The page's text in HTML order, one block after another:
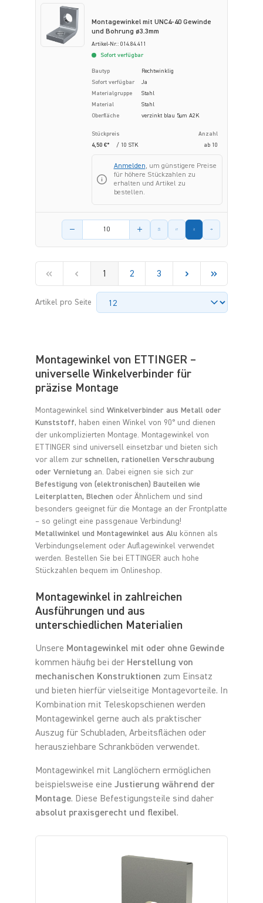
Montagewinkel mit UNC4-40 Gewinde
und Bohrung ø3.3mm
Artikel-Nr.: 014.84.411
Sofort verfügbar
Bautyp
Rechtwinklig
Sofort verfügbar
Ja
Materialgruppe
Stahl
Material
Stahl
Oberfläche
verzinkt blau 5µm A2K
Stückpreis
Anzahl
4,50 €*
/ 10 STK ab 10
Anmelden, um günstigere Preise
für höhere Stückzahlen zu
erhalten und Artikel zu
bestellen.
Menge des Artikels
1 2 3
Artikel pro Seite
Montagewinkel von ETTINGER –
universelle Winkelverbinder für
präzise Montage
Montagewinkel sind Winkelverbinder aus Metall oder
Kunststoff, haben einen Winkel von 90° und dienen
der unkomplizierten Montage. Montagewinkel von
ETTINGER sind universell einsetzbar und bieten sich
vor allem zur schnellen, rationellen Verschraubung
oder Vernietung an. Dabei eignen sie sich zur
Befestigung von (elektronischen) Bauteilen wie
Leiterplatten, Blechen oder Ähnlichem und sind
besonders geeignet für die Montage an der Frontplatte
– so gelingt eine passgenaue Verbindung!
Metallwinkel und Montagewinkel aus Alu können als
Verbindungselement oder Auflagewinkel verwendet
werden. Bestellen Sie bei ETTINGER auch hohe
Stückzahlen bequem im Onlineshop.
Montagewinkel in zahlreichen
Ausführungen und aus
unterschiedlichen Materialien
Unsere Montagewinkel mit oder ohne Gewinde
kommen häufig bei der Herstellung von
mechanischen Konstruktionen zum Einsatz
und bieten hierfür vielseitige Montagevorteile. In
Kombination mit Teleskopschienen werden
Montagewinkel gerne auch als praktischer
Auszug für Schubladen, Arbeitsflächen oder
herausziehbare Schrankböden verwendet.
Montagewinkel mit Langlöchern ermöglichen
beispielsweise eine Justierung während der
Montage. Diese Befestigungsteile sind daher
absolut praxisgerecht und flexibel.